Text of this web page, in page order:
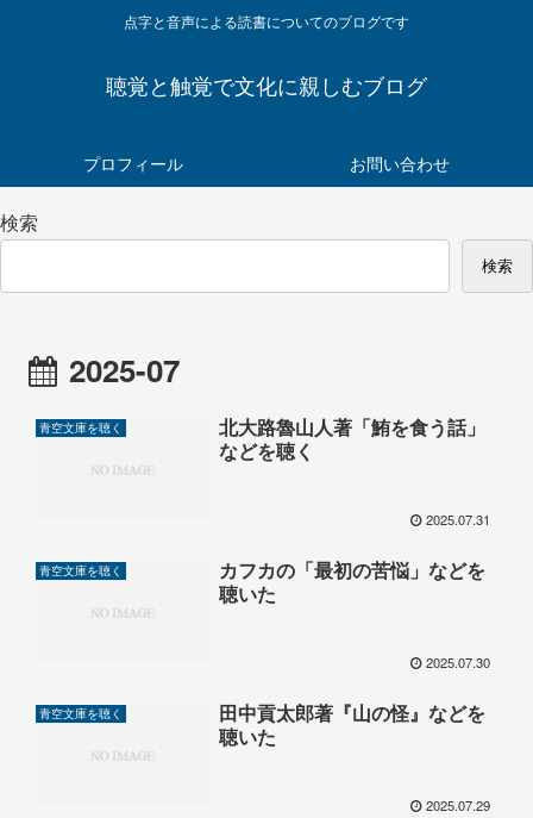
点字と音声による読書についてのブログです
聴覚と触覚で文化に親しむブログ
プロフィール お問い合わせ
検索
検索
2025-07
青空文庫を聴く
北大路魯山人著「鮪を食う話」
などを聴く
2025.07.31
青空文庫を聴く
カフカの「最初の苦悩」などを
聴いた
2025.07.30
青空文庫を聴く
田中貢太郎著『山の怪』などを
聴いた
2025.07.29